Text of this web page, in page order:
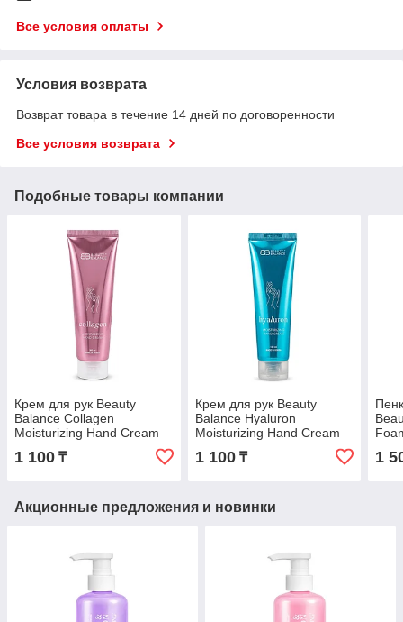
Все условия оплаты
Условия возврата
Возврат товара в течение 14 дней по договоренности
Все условия возврата
Подобные товары компании
Крем для рук Beauty
Balance Collagen
Moisturizing Hand Cream
Коллаген 100 мл
1 100 ₸
Крем для рук Beauty
Balance Hyaluron
Moisturizing Hand Cream
Гиалурон 100 мл
1 100₸ 1
Акционные предложения и новинки